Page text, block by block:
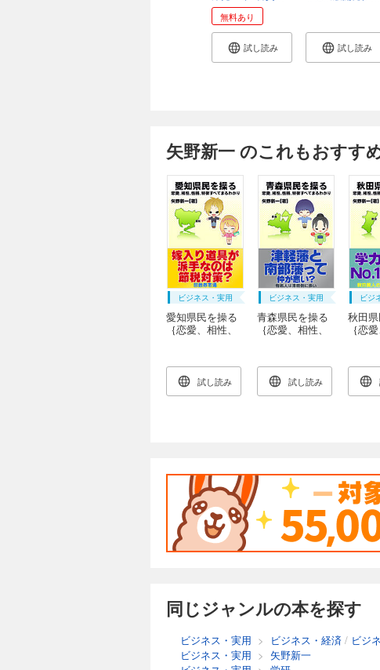
無料あり
試し読み 試し読み
矢野新一 のこれもおすす
ビジネス・実用
愛知県民を操る
｛恋愛、相性、
試し読み
ビジネス・実用
青森県民を操る
｛恋愛、相性、
試し読み
ビジ
秋田
｛恋
同じジャンルの本を探す
ビジネス・実用 > ビジネス・経済 / ビジ
ビジネス・実用 > 矢野新一